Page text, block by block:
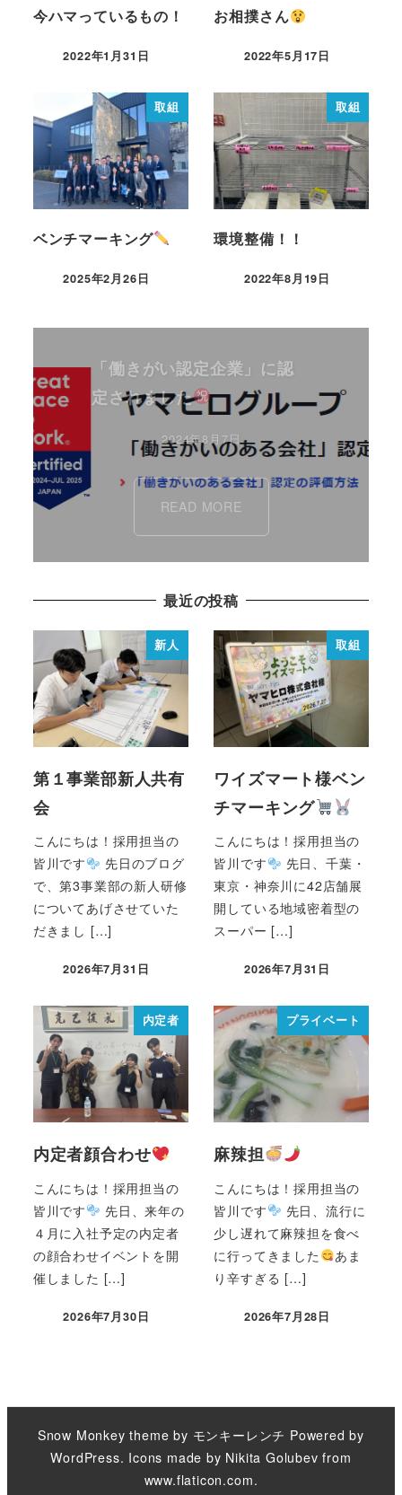
今ハマっているもの！
2022年1月31日
お相撲さん
2022年5月17日
取組
ベンチマーキング
2025年2月26日
取組
環境整備！！
2022年8月19日
「働きがい認定企業」に認
定されました
2024年8月7日
READ MORE
最近の投稿
新人
第１事業部新人共有
会
こんにちは！採用担当の
皆川です
先日のブログ
で、第3事業部の新人研修
についてあげさせていた
だきまし […]
2026年7月31日
取組
ワイズマート様ベン
チマーキング
こんにちは！採用担当の
皆川です
先日、千葉・
東京・神奈川に42店舗展
開している地域密着型の
スーパー […]
2026年7月31日
内定者
内定者顔合わせ
こんにちは！採用担当の
皆川です
先日、来年の
４月に入社予定の内定者
の顔合わせイベントを開
催しました […]
2026年7月30日
プライベート
麻辣担
こんにちは！採用担当の
皆川です
先日、流行に
少し遅れて麻辣担を食べ
に行ってきました
あま
り辛すぎる […]
2026年7月28日
Snow Monkey theme by モンキーレンチ Powered by
WordPress. Icons made by Nikita Golubev from
www.flaticon.com.